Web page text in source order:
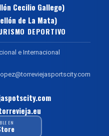
Cecilio Gallego)
de La Mata)
DEPORTIVO
e Internacional
EN